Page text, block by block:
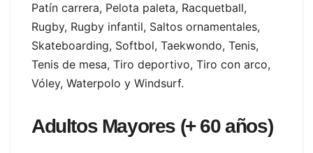
Patín carrera, Pelota paleta, Racquetball,
Rugby, Rugby infantil, Saltos ornamentales,
Skateboarding, Softbol, Taekwondo, Tenis,
Tenis de mesa, Tiro deportivo, Tiro con arco,
Vóley, Waterpolo y Windsurf.
Adultos Mayores (+ 60 años)